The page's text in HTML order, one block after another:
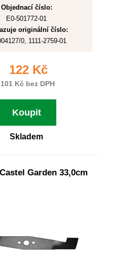
Objednací číslo:
E0-501772-01
originální číslo:
0, 1111-2759-01
122 Kč
101 Kč bez DPH
Koupit
Skladem
Garden 33,0cm